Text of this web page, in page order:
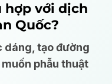
hợp với dịch
Quốc?
dáng, tạo đường
phẫu thuật